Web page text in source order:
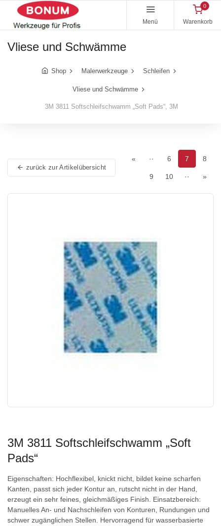
Menü
0
Warenkorb
Vliese und Schwämme
Shop Malerwerkzeuge Schleifen
Vliese und Schwämme
3M 3811 Softschleifschwamm „Soft Pads“, 3M
zurück zur Artikelübersicht
« ·· 6 7 8
9 10 ·· »
3M 3811 Softschleifschwamm „Soft
Pads“
Eigenschaften: Hochflexibel, knickt nicht, bildet keine scharfen
Kanten, passt sich jeder Kontur an, rutscht nicht in der Hand,
erzeugt ein sehr feines, gleichmäßiges Finish. Einsatzbereich:
Manuelles An- und Nachschleifen von Konturen, Rundungen und
schwer zugänglichen Stellen. Hervorragend für wasserbasierte